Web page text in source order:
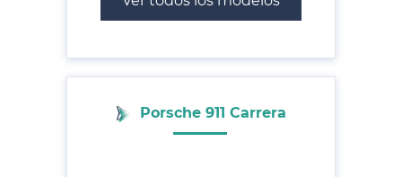
Porsche 911 Carrera